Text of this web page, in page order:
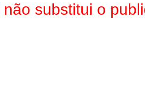
não substitui o